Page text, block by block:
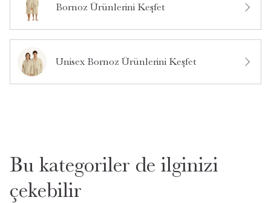
Ürün Hakkında Soru Sor
Bornoz Ürünlerini Keşfet
Unisex Bornoz Ürünlerini Keşfet
Bu kategoriler de ilginizi
çekebilir